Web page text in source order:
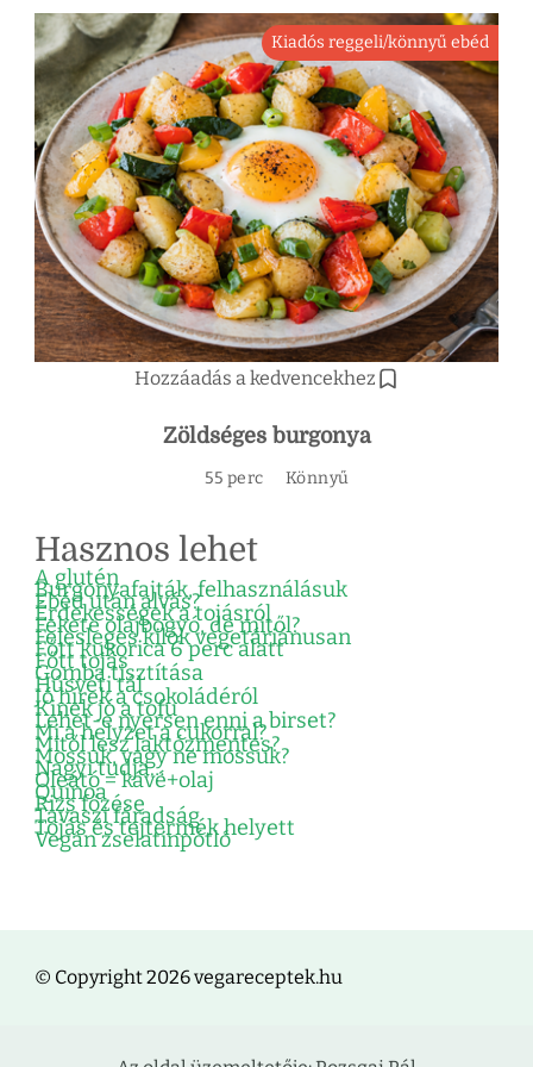
Hozzáadás a kedvencekhez
Kiadós reggeli/könnyű ebéd
Zöldséges burgonya
55 perc Könnyű
Hasznos lehet
A glutén
Burgonyafajták, felhasználásuk
Ebéd után alvás?
Érdekességek a tojásról
Fekete olajbogyó, de mitől?
Felesleges kilók vegetáriánusan
Főtt kukorica 6 perc alatt
Főtt tojás
Gomba tisztítása
Húsvéti tál
Jó hírek a csokoládéról
Kinek jó a tofu
Lehet-e nyersen enni a birset?
Mi a helyzet a cukorral?
Mitől lesz laktózmentes?
Mossuk, vagy ne mossuk?
Nagyi tudja…
Oleátó = kávé+olaj
Quinoa
Rizs főzése
Tavaszi fáradság
Tojás és tejtermék helyett
Vegán zselatinpótló
© Copyright 2026 vegareceptek.hu